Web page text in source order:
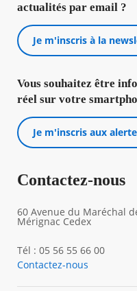
actualités par email ?
Je m'inscris à la
Vous souhaitez être
réel sur votre
Je m'inscris aux
Contactez-nous
60 Avenue du Maréchal
Mérignac Cedex
Tél : 05 56 55 66 00
Contactez-nous